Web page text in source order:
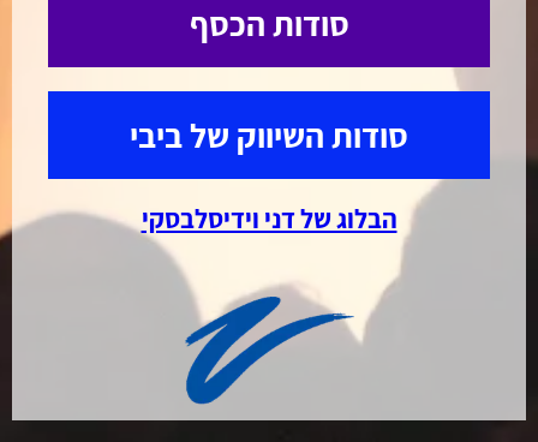
סודות הכסף
סודות השיווק של ביבי
הבלוג של דני וידיסלבסקי